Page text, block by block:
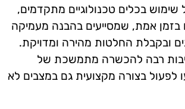
בכלים טכנולוגיים מתקדמים,
בזמן אמת, שמסייעים בהבנה מעמיקה
ובקבלת החלטות מהירה ומדויקת.
רבה להכשרה מתמשכת של
לפעול בצורה מקצועית גם במצבים לא